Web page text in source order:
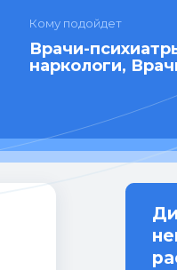
Врачи-
наркологи,
Кому подойдет